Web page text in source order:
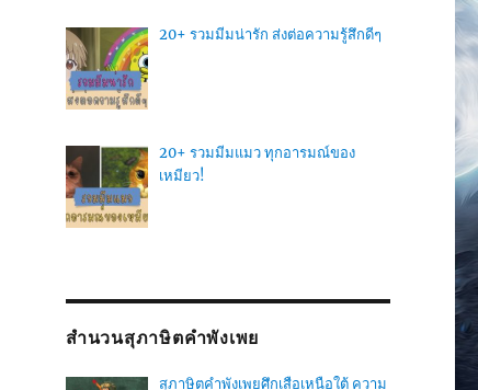
20+ รวมมีมน่ารัก ส่งต่อความรู้สึกดีๆ
20+ รวมมีมแมว ทุกอารมณ์ของ
เหมียว!
สำนวนสุภาษิตคำพังเพย
สุภาษิตคำพังเพยศึกเสือเหนือใต้ ความ